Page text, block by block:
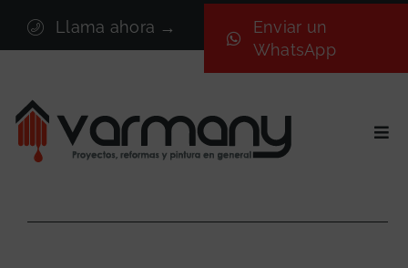
contenido
Llama ahora →
Enviar un
WhatsApp
Sectores